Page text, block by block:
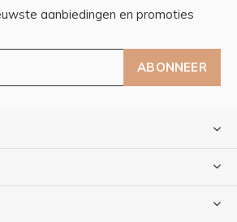
aanbiedingen en promoties
ABONNEER